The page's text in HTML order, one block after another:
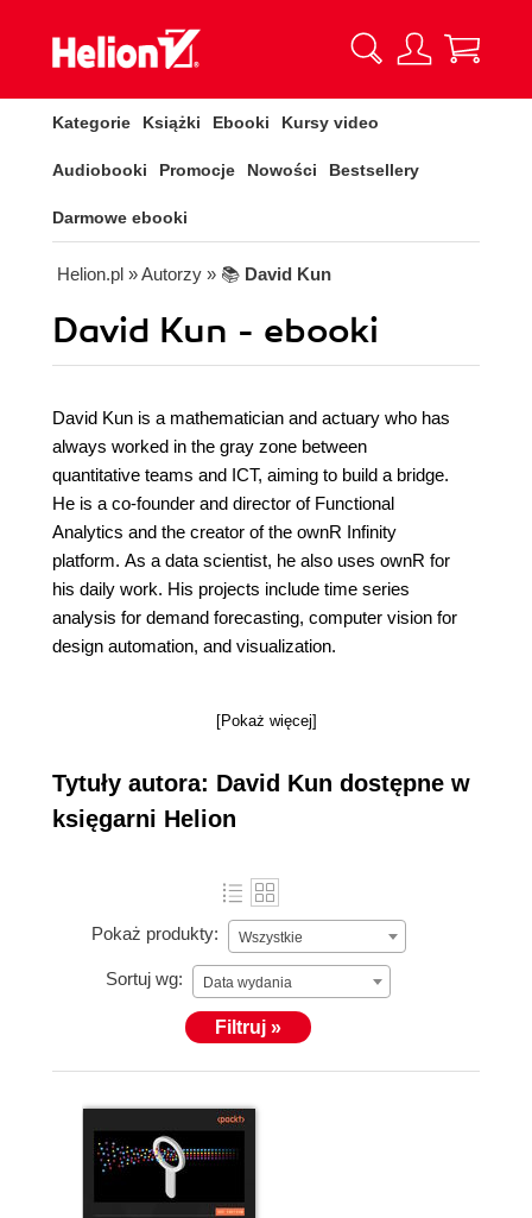
Kategorie Książki Ebooki Kursy video
Audiobooki Promocje Nowości Bestsellery
Darmowe ebooki
Helion.pl » Autorzy » 📚 David Kun
David Kun - ebooki
David Kun is a mathematician and actuary who has
always worked in the gray zone between
quantitative teams and ICT, aiming to build a bridge.
He is a co-founder and director of Functional
Analytics and the creator of the ownR Infinity
platform. As a data scientist, he also uses ownR for
his daily work. His projects include time series
analysis for demand forecasting, computer vision for
design automation, and visualization.
[Pokaż więcej]
Tytuły autora: David Kun dostępne w
księgarni Helion
Pokaż produkty: Wszystkie
Sortuj wg: Data wydania
Filtruj »